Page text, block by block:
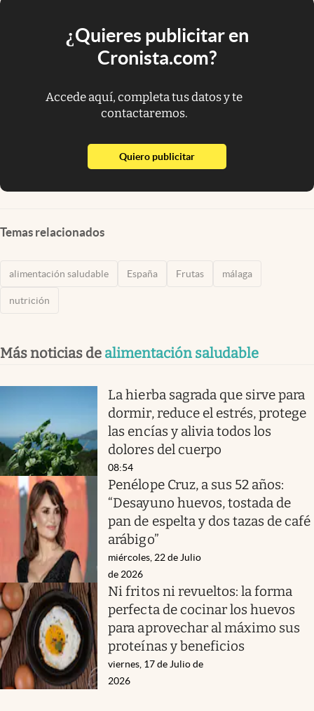
¿Quieres publicitar en
Cronista.com?
Accede aquí, completa tus datos y te
contactaremos.
Quiero publicitarabre en nueva pestaña
Temas relacionados
alimentación saludable España Frutas málaga
nutrición
Más noticias de alimentación saludable
La hierba sagrada que sirve para
dormir, reduce el estrés, protege
las encías y alivia todos los
dolores del cuerpo
08:54
Penélope Cruz, a sus 52 años:
“Desayuno huevos, tostada de
pan de espelta y dos tazas de café
arábigo”
miércoles, 22 de Julio
de 2026
Ni fritos ni revueltos: la forma
perfecta de cocinar los huevos
para aprovechar al máximo sus
proteínas y beneficios
viernes, 17 de Julio de
2026